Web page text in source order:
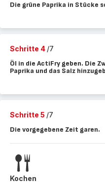
Die grüne Paprika in Stücke
Schritte 4 /7
Öl in die ActiFry geben. Die
Paprika und das Salz
Schritte 5 /7
Die vorgegebene Zeit garen.
Kochen